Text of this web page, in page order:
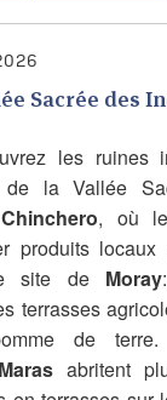
Sacrée des
les ruines
la Vallée
, où
produits locaux
site de
Moray
terrasses
de
abritent